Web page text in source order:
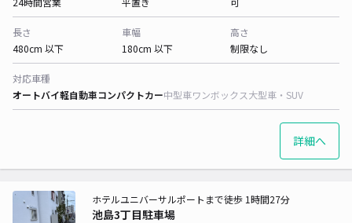
長さ
480cm 以下
車幅
180cm 以下
高さ
制限なし
対応車種
オートバイ軽自動車コンパクトカー中型車ワンボックス大型車・SUV
詳細へ
池島3丁目駐車場
ホテルユニバーサルポートまで徒歩 1時間27分